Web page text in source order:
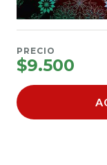
PRECIO
$9.500